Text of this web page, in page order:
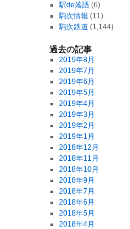
駅de落語(6)
駒次情報 (11)
駒次鉄道 (1,144)
過去の記事
2019年8月
2019年7月
2019年6月
2019年5月
2019年4月
2019年3月
2019年2月
2019年1月
2018年12月
2018年11月
2018年10月
2018年9月
2018年7月
2018年6月
2018年5月
2018年4月